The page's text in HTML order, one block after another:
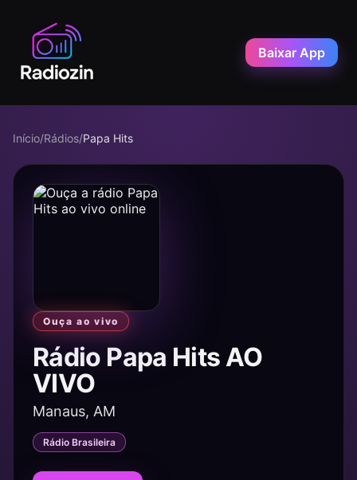
Baixar App
Início/Rádios/Papa Hits
Ouça ao vivo
Rádio Papa Hits AO
VIVO
Manaus, AM
Rádio Brasileira